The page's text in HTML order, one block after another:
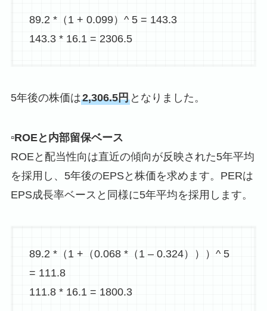
89.2 *（1 + 0.099）^ 5 = 143.3
143.3 * 16.1 = 2306.5
5年後の株価は2,306.5円となりました。
▫️ROEと内部留保ベース
ROEと配当性向は直近の傾向が反映された5年平均
を採用し、5年後のEPSと株価を求めます。PERは
EPS成長率ベースと同様に5年平均を採用します。
89.2 *（1 +（0.068 *（1 – 0.324）））^ 5
= 111.8
111.8 * 16.1 = 1800.3